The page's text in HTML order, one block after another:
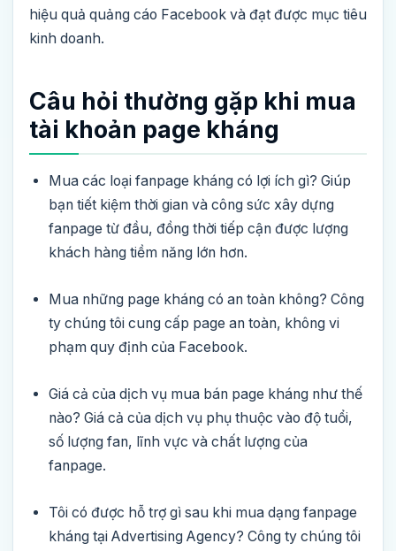
hiệu quả quảng cáo Facebook và đạt được mục tiêu
kinh doanh.
Câu hỏi thường gặp khi mua
tài khoản page kháng
Mua các loại fanpage kháng có lợi ích gì? Giúp
bạn tiết kiệm thời gian và công sức xây dựng
fanpage từ đầu, đồng thời tiếp cận được lượng
khách hàng tiềm năng lớn hơn.
Mua những page kháng có an toàn không? Công
ty chúng tôi cung cấp page an toàn, không vi
phạm quy định của Facebook.
Giá cả của dịch vụ mua bán page kháng như thế
nào? Giá cả của dịch vụ phụ thuộc vào độ tuổi,
số lượng fan, lĩnh vực và chất lượng của
fanpage.
Tôi có được hỗ trợ gì sau khi mua dạng fanpage
kháng tại Advertising Agency? Công ty chúng tôi